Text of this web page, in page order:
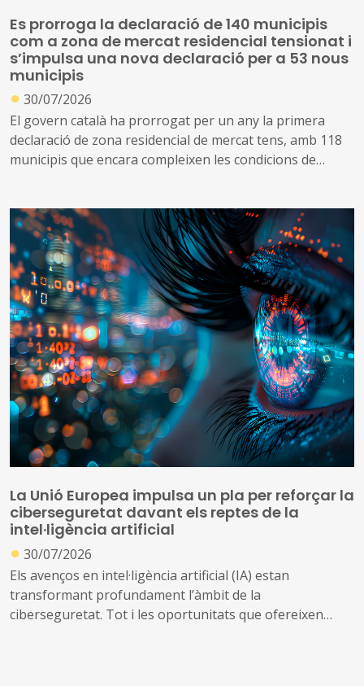
Es prorroga la declaració de 140 municipis
com a zona de mercat residencial tensionat i
s’impulsa una nova declaració per a 53 nous
municipis
● 30/07/2026
El govern català ha prorrogat per un any la primera
declaració de zona residencial de mercat tens, amb 118
municipis que encara compleixen les condicions de
A més, impulsa una nova declaració que inclou altres 53
municipis que no es consideraven de mercat tens, però
que s’ha identificat que ara compleixen les condicions
per aplicar el topall de preus
La Unió Europea impulsa un pla per reforçar la
ciberseguretat davant els reptes de la
intel·ligència artificial
● 30/07/2026
Els avenços en intel·ligència artificial (IA) estan
transformant profundament l’àmbit de la
ciberseguretat. Tot i les oportunitats que ofereixen